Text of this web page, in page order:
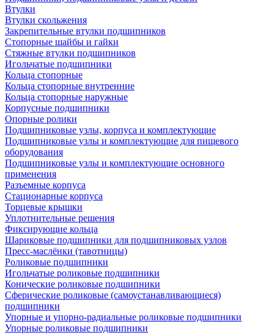
Втулки
Втулки скольжения
Закрепительные втулки подшипников
Стопорные шайбы и гайки
Стяжные втулки подшипников
Игольчатые подшипники
Кольца стопорные
Кольца стопорные внутренние
Кольца стопорные наружные
Корпусные подшипники
Опорные ролики
Подшипниковые узлы, корпуса и комплектующие
Подшипниковые узлы и комплектующие для пищевого
оборудования
Подшипниковые узлы и комплектующие основного
применения
Разъемные корпуса
Стационарные корпуса
Торцевые крышки
Уплотнительные решения
Фиксирующие кольца
Шариковые подшипники для подшипниковых узлов
Пресс-маслёнки (тавотницы)
Роликовые подшипники
Игольчатые роликовые подшипники
Конические роликовые подшипники
Сферические роликовые (самоустанавливающиеся)
подшипники
Упорные и упорно-радиальные роликовые подшипники
Упорные роликовые подшипники